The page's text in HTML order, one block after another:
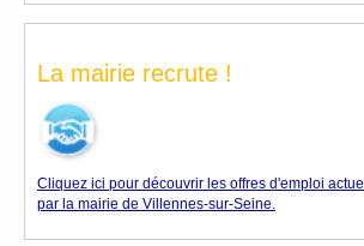
La mairie recrute !
Cliquez ici pour découvrir les offres d'emploi
par la mairie de Villennes-sur-Seine.